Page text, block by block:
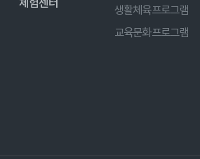
체험센터
생활체육프로그램
교육문화프로그램